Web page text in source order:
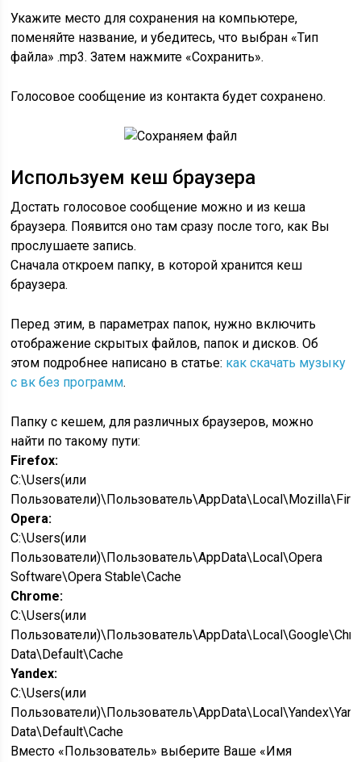
Укажите место для сохранения на компьютере,
поменяйте название, и убедитесь, что выбран «Тип
файла» .mp3. Затем нажмите «Сохранить».
Голосовое сообщение из контакта будет сохранено.
Используем кеш браузера
Достать голосовое сообщение можно и из кеша
браузера. Появится оно там сразу после того, как Вы
прослушаете запись.
Сначала откроем папку, в которой хранится кеш
браузера.
Перед этим, в параметрах папок, нужно включить
отображение скрытых файлов, папок и дисков. Об
этом подробнее написано в статье: как скачать музыку
с вк без программ.
Папку с кешем, для различных браузеров, можно
найти по такому пути:
Firefox:
C:\Users(или
Opera:
C:\Users(или
Пользователи)\Пользователь\AppData\Local\Opera
Software\Opera Stable\Cache
Chrome:
C:\Users(или
Data\Default\Cache
Yandex:
C:\Users(или
Data\Default\Cache
Вместо «Пользователь» выберите Ваше «Имя